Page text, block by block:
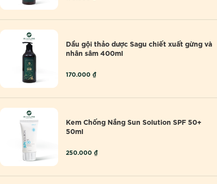
Dầu gội thảo dược Sagu chiết xuất gừng và
nhân sâm 400ml
170.000 ₫
Kem Chống Nắng Sun Solution SPF 50+
50ml
250.000 ₫